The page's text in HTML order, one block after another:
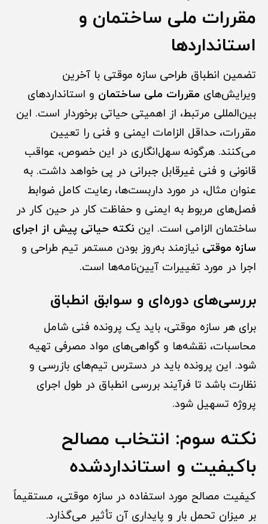
مقررات ملی ساختمان و
استانداردها
تضمین انطباق طراحی سازه موقتی با آخرین
ویرایش‌های مقررات ملی ساختمان و استانداردهای
بین‌المللی مرتبط، از اهمیتی حیاتی برخوردار است. این
مقررات، حداقل الزامات ایمنی و فنی را تعیین
می‌کنند. هرگونه سهل‌انگاری در این خصوص، عواقب
قانونی و فنی غیرقابل جبرانی در پی خواهد داشت. به
عنوان مثال، در مورد داربست‌ها، رعایت کامل ضوابط
فصل‌های مربوط به ایمنی و حفاظت کار در حین کار در
ساختمان الزامی است. این نکته حیاتی پیش از اجرای
سازه موقتی نیازمند به‌روز بودن مستمر تیم طراحی و
اجرا در مورد تغییرات آیین‌نامه‌ها است.
بررسی‌های دوره‌ای و سوابق انطباق
برای هر سازه موقتی، باید یک پرونده فنی شامل
محاسبات، نقشه‌ها و گواهی‌های مواد مصرفی تهیه
شود. این پرونده باید در دسترس تیم‌های بازرسی و
نظارت باشد تا فرآیند بررسی انطباق در طول اجرای
پروژه تسهیل شود.
نکته سوم: انتخاب مصالح
باکیفیت و استانداردشده
کیفیت مصالح مورد استفاده در سازه موقتی، مستقیماً
بر میزان تحمل بار و پایداری آن تأثیر می‌گذارد.